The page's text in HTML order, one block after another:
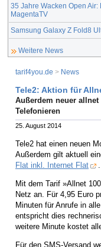
35 Jahre Wacken Open
MagentaTV
Samsung Galaxy Z Fold8
Weitere News
tarif4you.de > News
Tele2: Aktion für
Außerdem neuer
Telefonieren
25. August 2014
Tele2 hat einen neuen
Außerdem gilt aktuell
Flat inkl. Internet Flat
Mit dem Tarif »Allnet
Netz an. Für 4,95 Euro
Minuten für Anrufe in
entspricht dies
weitere Minute kostet
Für den SMS-Versand